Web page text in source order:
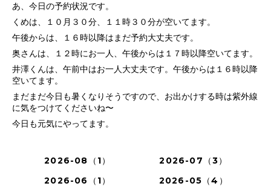
あ、今日の予約状況です。
くめは、１０月３０分、１１時３０分が空いてます。
午後からは、１６時以降はまだ予約大丈夫です。
奥さんは、１２時にお一人、午後からは１７時以降空いてます。
井澤くんは、午前中はお一人大丈夫です。午後からは１６時以降
空いてます。
まだまだ今日も暑くなりそうですので、お出かけする時は紫外線
に気をつけてくださいね〜
今日も元気にやってます。
2026-08（1）
2026-07（3）
2026-06（1）
2026-05（4）